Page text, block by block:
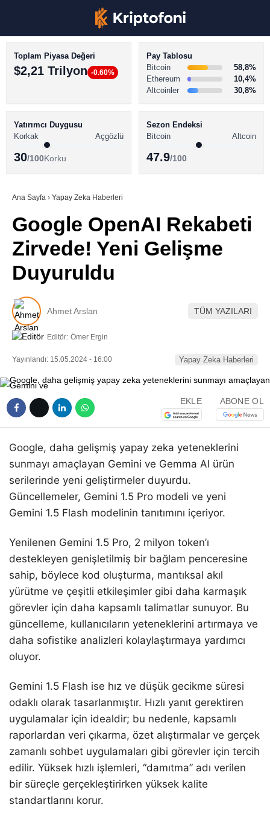
Youtube
TikTok
BİTCOİN HABERLERİ
ALTCOİN HABERLERİ
SÖZLÜK
Toplam Piyasa Değeri
$2,21 Trilyon -0.60%
Pay Tablosu
Bitcoin
58,8%
Ethereum
10,4%
Altcoinler
30,8%
Yatırımcı Duygusu
Korkak
Açgözlü
30/100Korku
Sezon Endeksi
Bitcoin
Altcoin
47.9/100
Ana Sayfa › Yapay Zeka Haberleri
Google OpenAI Rekabeti
Zirvede! Yeni Gelişme
Duyuruldu
Ahmet Arslan TÜM YAZILARI
Editör: Ömer Ergin
Yayınlandı: 15.05.2024 - 16:00 Yapay Zeka Haberleri
EKLE ABONE OL
Google, daha gelişmiş yapay zeka yeteneklerini
sunmayı amaçlayan Gemini ve Gemma AI ürün
serilerinde yeni geliştirmeler duyurdu.
Güncellemeler, Gemini 1.5 Pro modeli ve yeni
Gemini 1.5 Flash modelinin tanıtımını içeriyor.
Yenilenen Gemini 1.5 Pro, 2 milyon token’ı
destekleyen genişletilmiş bir bağlam penceresine
sahip, böylece kod oluşturma, mantıksal akıl
yürütme ve çeşitli etkileşimler gibi daha karmaşık
görevler için daha kapsamlı talimatlar sunuyor. Bu
güncelleme, kullanıcıların yeteneklerini artırmaya ve
daha sofistike analizleri kolaylaştırmaya yardımcı
oluyor.
Gemini 1.5 Flash ise hız ve düşük gecikme süresi
odaklı olarak tasarlanmıştır. Hızlı yanıt gerektiren
uygulamalar için idealdir; bu nedenle, kapsamlı
raporlardan veri çıkarma, özet alıştırmalar ve gerçek
zamanlı sohbet uygulamaları gibi görevler için tercih
edilir. Yüksek hızlı işlemleri, “damıtma” adı verilen
bir süreçle gerçekleştirirken yüksek kalite
standartlarını korur.